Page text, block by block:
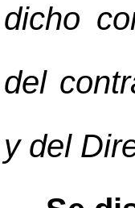
dicho
del
y del